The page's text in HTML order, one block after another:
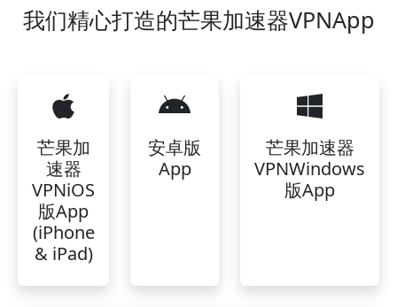
我们精心打造的芒果加速器VPNApp
芒果加
速器
VPNiOS
版App
(iPhone
& iPad)
安卓版
App
芒果加速器
VPNWindows
版App